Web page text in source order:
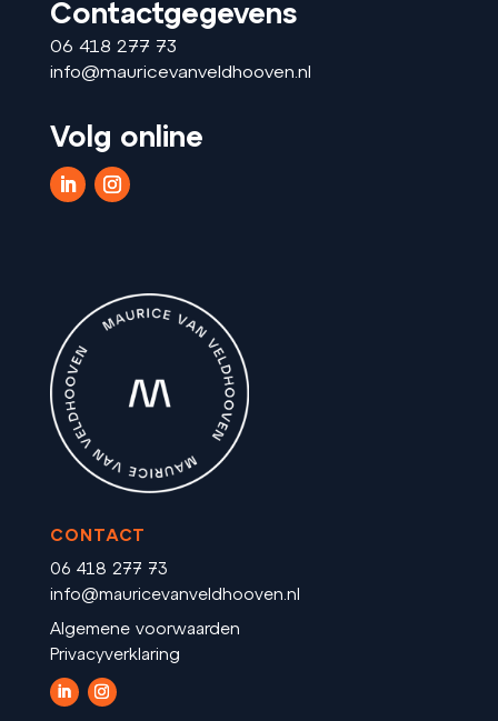
Contactgegevens
06 418 277 73
info@mauricevanveldhooven.nl
Volg online
CONTACT
06 418 277 73
info@mauricevanveldhooven.nl
Algemene voorwaarden
Privacyverklaring